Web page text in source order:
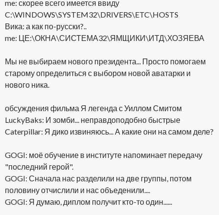
me: скорее всего имеется ввиду
C:\WINDOWS\SYSTEM32\DRIVERS\ETC\HOSTS
Вика: а как по-русски?..
me: ЦЕ:\ОКНА\СИСТЕМА32\ЯМЩИКИ\ИТД\ХОЗЯЕВА
Мы не выбираем нового президента... Просто помогаем
старому определиться с выбором новой аватарки и
нового ника.
обсуждения фильма Я легенда с Уиллом Смитом
LuckyBaks: И зомби... неправдоподобно быстрые
Caterpillar: Я дико извиняюсь... А какие они на самом деле?
GOGI: моё обучение в институте напоминает передачу
"последний герой".
GOGI: Сначала нас разделили на две группы, потом
половину отчислили и нас объеденили....
GOGI: Я думаю, диплом получит кто-то один......